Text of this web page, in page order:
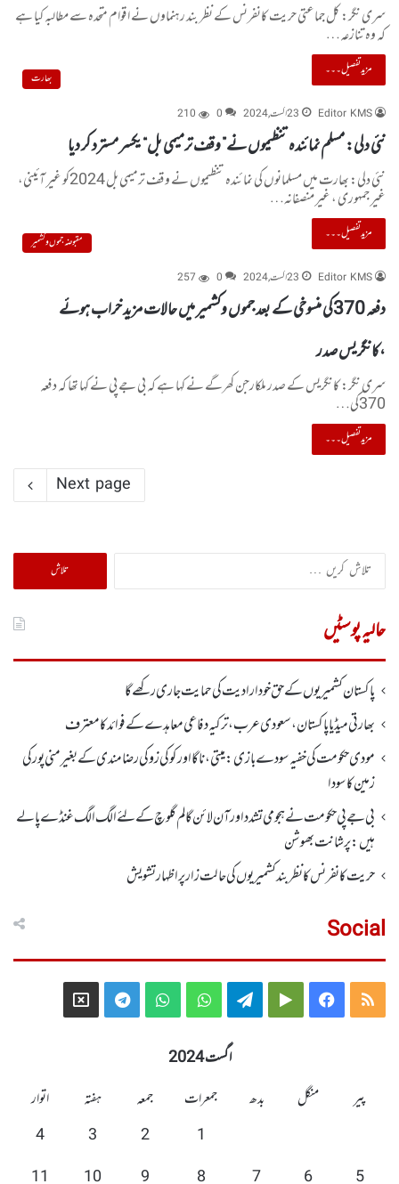
سری نگر: کل جماعتی حریت کانفرنس کے نظر بند رہنماوں نے اقوام متحدہ سے مطالبہ کیا ہے
کہ وہ تنازعہ…
مزید تفصیل۔۔۔
بھارت
Editor KMS
23 اگست, 2024 0
210
نئی دلی: مسلم نمائندہ تنظیموں نے” وقف ترمیمی بل“ یکسر مسترد کر دیا
نئی دلی: بھارت میں مسلمانوں کی نمائندہ تنظیموں نے وقف ترمیمی بل 2024کو غیر آئینی،
غیر جمہوری ، غیر منصفانہ…
مزید تفصیل۔۔۔
مقبوضہ جموں و کشمیر
Editor KMS
23 اگست, 2024 0
257
دفعہ 370کی منسوخی کے بعد جموں وکشمیر میں حالات مزید خراب ہوئے
،کانگریس صدر
سری نگر: کانگریس کے صدر ملکارجن کھرگے نے کہا ہے کہ بی جے پی نے کہا تھا کہ دفعہ
370کی…
مزید تفصیل۔۔۔
Next page
تلاش
کریں
حالیہ پوسٹیں
پاکستان کشمیریوں کے حق خودارادیت کی حمایت جاری رکھے گا
بھارتی میڈیا پاکستان، سعودی عرب، ترکیہ دفاعی معاہدے کے فوائد کا معترف
مودی حکومت کی خفیہ سودے بازی: میتی، ناگا اور کوکی زو کی رضامندی کے بغیر منی پور کی
زمین کا سودا
بی جے پی حکومت نے ہجومی تشدد اورآن لائن گالم گلوچ کے لئے الگ الگ غنڈے پالے
ہیں: پرشانت بھوشن
حریت کانفرنس کا نظر بند کشمیریوں کی حالت زار پر اظہار تشویش
Social
RSS
Facebook
Google
Telegram
WhatsApp
WhatsApp
Telegram
X
اگست 2024
پیر
منگل بدھ جمعرات جمعہ ہفتہ
اتوار
1
2
3
4
5
6
7
8
9
10
11